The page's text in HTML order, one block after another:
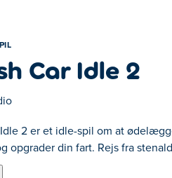
Car Idle 2
Idle 2 er et idle-spil om at
opgrader din fart. Rejs fra